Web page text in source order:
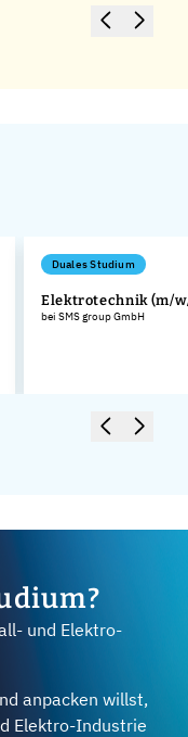
Duales Studium
Elektrotechnik (m/
bei SMS group GmbH
und Elektro-
anpacken willst,
Elektro-Industrie